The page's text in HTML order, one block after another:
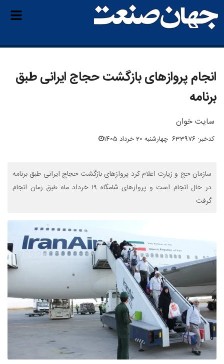
انجام پرواز‌های بازگشت حجاج ایرانی طبق
برنامه
سایت خوان
کدخبر: 633976 چهارشنبه 20 خرداد 1405
سازمان حج و زیارت اعلام کرد پرواز‌های بازگشت حجاج ایرانی طبق برنامه
در حال انجام است و پرواز‌های شامگاه ۱۹ خرداد ماه طبق زمان انجام
گرفت.